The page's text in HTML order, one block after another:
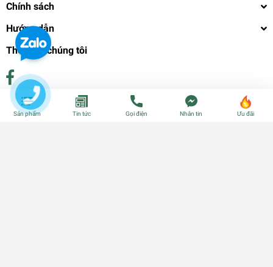
Chính sách
Hướng dẫn
Theo dõi chúng tôi
Phương thức thanh toán
Sản phẩm Tin tức Gọi điện Nhắn tin Ưu đãi